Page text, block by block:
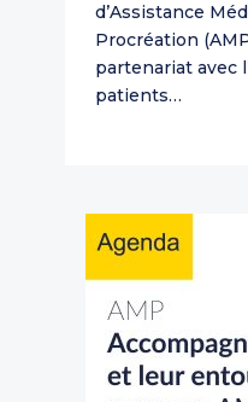
d’Assistance
Procréation
partenariat avec
patients…